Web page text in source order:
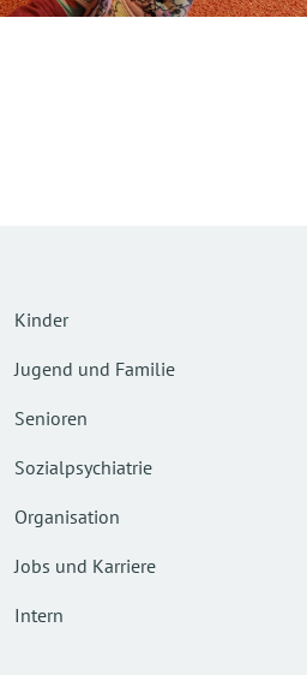
Kinder
Jugend und Familie
Senioren
Sozialpsychiatrie
Organisation
Jobs und Karriere
Intern